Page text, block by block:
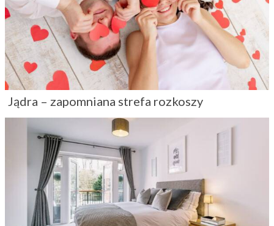
Jądra – zapomniana strefa rozkoszy